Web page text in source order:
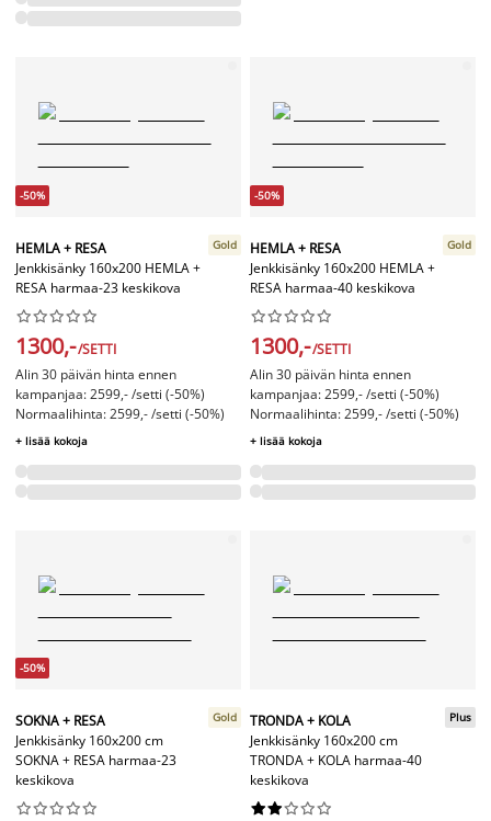
-50%
HEMLA + RESA
Jenkkisänky 160x200 HEMLA +
RESA harmaa-23 keskikova
Gold






1300,-/SETTI
Alin 30 päivän hinta ennen
kampanjaa: 2599,- /setti (-50%)
Normaalihinta: 2599,- /setti (-50%)
+ lisää kokoja
-50%
HEMLA + RESA
Jenkkisänky 160x200 HEMLA +
RESA harmaa-40 keskikova
Gold






1300,-/SETTI
Alin 30 päivän hinta ennen
kampanjaa: 2599,- /setti (-50%)
Normaalihinta: 2599,- /setti (-50%)
+ lisää kokoja
-50%
SOKNA + RESA
Jenkkisänky 160x200 cm
SOKNA + RESA harmaa-23
keskikova
Gold






TRONDA + KOLA
Jenkkisänky 160x200 cm
TRONDA + KOLA harmaa-40
keskikova
Plus





